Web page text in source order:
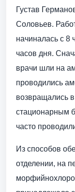
Густав
Соловьев.
начиналась с 8
часов дня.
врачи шли на
проводились
возвращались
стационарным
часто
Из способов
отделении, на